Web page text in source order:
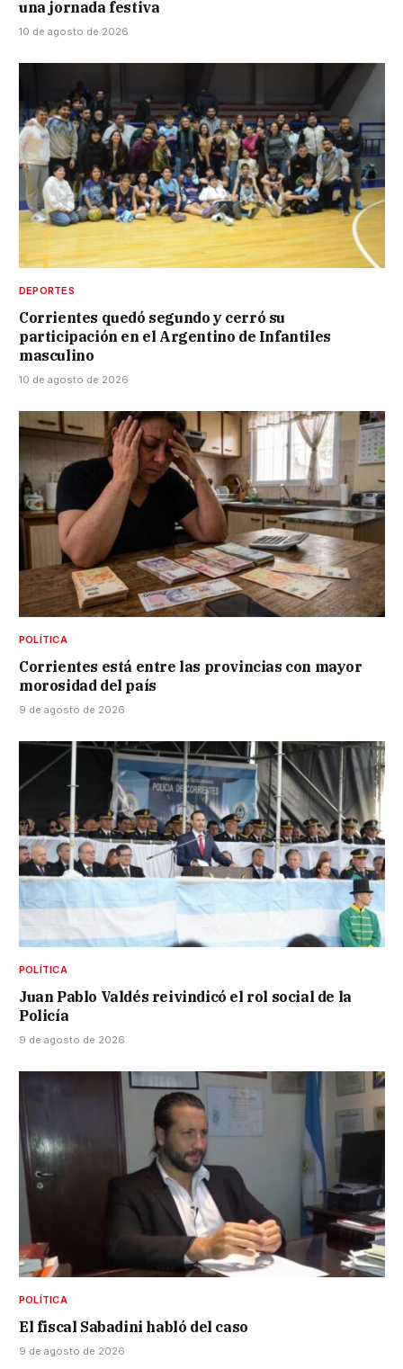
una jornada festiva
10 de agosto de 2026
DEPORTES
Corrientes quedó segundo y cerró su
participación en el Argentino de Infantiles
masculino
10 de agosto de 2026
POLÍTICA
Corrientes está entre las provincias con mayor
morosidad del país
9 de agosto de 2026
POLÍTICA
Juan Pablo Valdés reivindicó el rol social de la
Policía
9 de agosto de 2026
POLÍTICA
El fiscal Sabadini habló del caso
9 de agosto de 2026